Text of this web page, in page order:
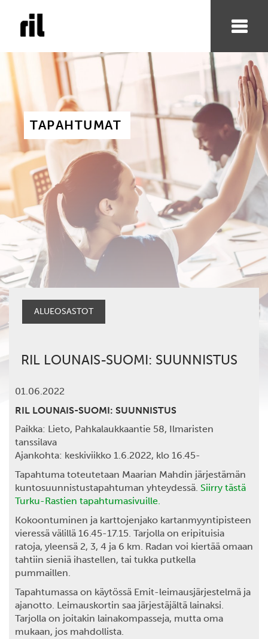
TAPAHTUMAT
ALUEOSASTOT
RIL LOUNAIS-SUOMI: SUUNNISTUS
01.06.2022
RIL LOUNAIS-SUOMI: SUUNNISTUS
Paikka: Lieto, Pahkalaukkaantie 58, Ilmaristen
tanssilava
Ajankohta: keskiviikko 1.6.2022, klo 16.45-
Tapahtuma toteutetaan Maarian Mahdin järjestämän
kuntosuunnistustapahtuman yhteydessä. Siirry tästä
Turku-Rastien tapahtumasivuille.
Kokoontuminen ja karttojenjako kartanmyyntipisteen
vieressä välillä 16.45-17.15. Tarjolla on eripituisia
ratoja, yleensä 2, 3, 4 ja 6 km. Radan voi kiertää omaan
tahtiin sieniä ihastellen, tai tukka putkella
pummaillen.
Tapahtumassa on käytössä Emit-leimausjärjestelmä ja
ajanotto. Leimauskortin saa järjestäjältä lainaksi.
Tarjolla on joitakin lainakompasseja, mutta oma
mukaan, jos mahdollista.